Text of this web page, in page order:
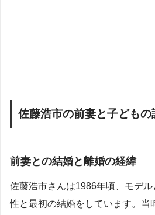
佐藤浩市の前妻と子どもの
前妻との結婚と離婚の経緯
佐藤浩市さんは1986年頃、モデ
性と最初の結婚をしています。当